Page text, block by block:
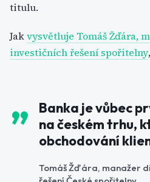
titulu.
Jakvysvětluje Tomáš Žďára,
investičních řešení spořitelny,
Banka je vůbec
na českém trhu,
obchodování
Tomáš Žďára, manažer